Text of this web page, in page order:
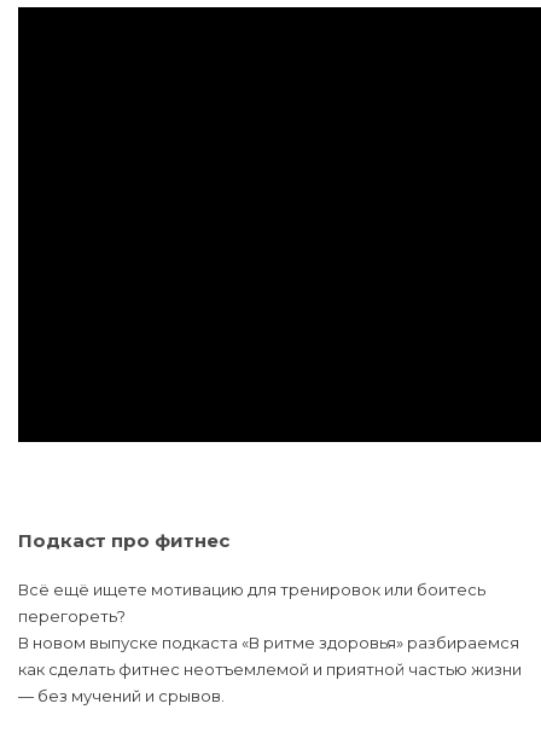
Подкаст про фитнес
Всё ещё ищете мотивацию для тренировок или боитесь
перегореть?
В новом выпуске подкаста «В ритме здоровья» разбираемся
как сделать фитнес неотъемлемой и приятной частью жизни
— без мучений и срывов.